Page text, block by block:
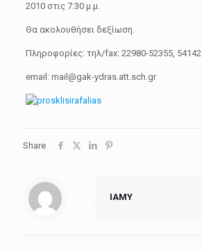
2010 στις 7:30 μ.μ.
Θα ακολουθήσει δεξίωση.
Πληροφορίες: τηλ/fax: 22980-52355, 54142
email: mail@gak-ydras.att.sch.gr
Share
IAMY